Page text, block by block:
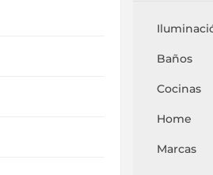
Baños
Cocinas
Home
Marcas